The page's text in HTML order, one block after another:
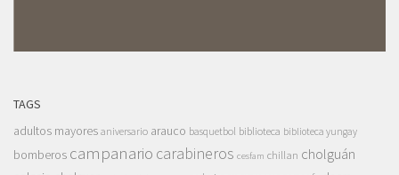
TAGS
adultos mayores aniversario arauco basquetbol biblioteca biblioteca yungay
bomberos campanario carabineros cesfam chillan cholguán